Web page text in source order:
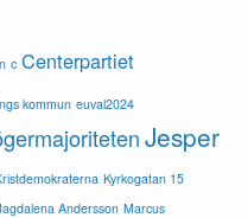
c Centerpartiet
kommun euval2024
Jesper
Kyrkogatan 15
Andersson Marcus